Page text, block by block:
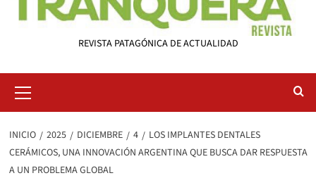
REVISTA PATAGÓNICA DE ACTUALIDAD
primario
INICIO 2025 DICIEMBRE 4
LOS IMPLANTES DENTALES
CERÁMICOS, UNA INNOVACIÓN ARGENTINA QUE BUSCA DAR RESPUESTA
A UN PROBLEMA GLOBAL